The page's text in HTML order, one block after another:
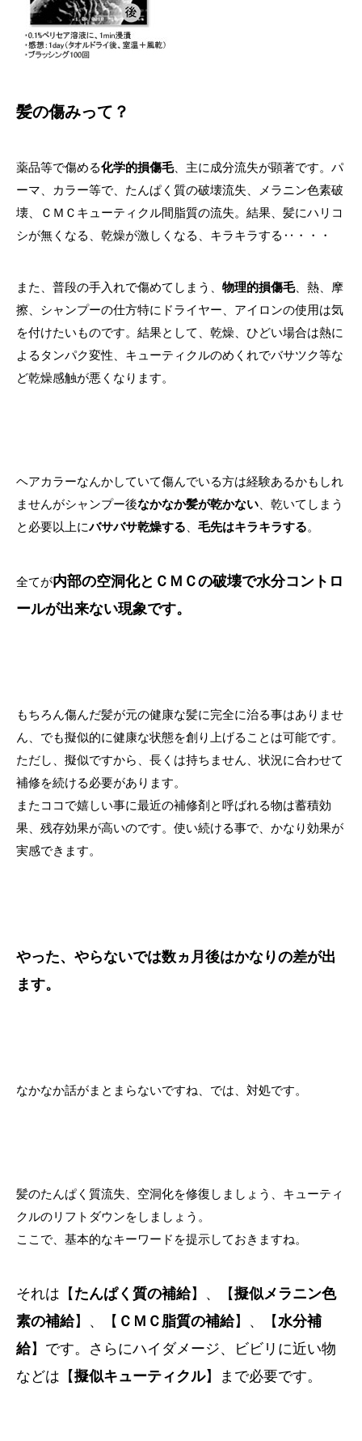
髪の傷みって？
薬品等で傷める化学的損傷毛、主に成分流失が顕著です。パ
ーマ、カラー等で、たんぱく質の破壊流失、メラニン色素破
壊、ＣＭＣキューティクル間脂質の流失。結果、髪にハリコ
シが無くなる、乾燥が激しくなる、キラキラする‥・・・
また、普段の手入れで傷めてしまう、 物理的損傷毛、熱、摩
擦、シャンプーの仕方特にドライヤー、アイロンの使用は気
を付けたいものです。結果として、乾燥、ひどい場合は熱に
よるタンパク変性、キューティクルのめくれでバサツク等な
ど乾燥感触が悪くなります。
ヘアカラーなんかしていて傷んでいる方は経験あるかもしれ
ませんがシャンプー後なかなか髪が乾かない 、乾いてしまう
と必要以上にバサバサ乾燥する 毛先はキラキラする。
全てが内部の空洞化とＣＭＣの破壊で水分コントロ
ールが出来ない現象です。
もちろん傷んだ髪が元の健康な髪に完全に治る事はありませ
ん、でも擬似的に健康な状態を創り上げることは可能です。
ただし、擬似ですから、長くは持ちません、状況に合わせて
補修を続ける必要があります。
またココで嬉しい事に最近の補修剤と呼ばれる物は蓄積効
果、残存効果が高いのです。使い続ける事で、かなり効果が
実感できます。
やった、やらないでは数ヵ月後はかなりの差が出
ます。
なかなか話がまとまらないですね、では、対処です。
髪のたんぱく質流失、空洞化を修復しましょう、キューティ
クルのリフトダウンをしましょう。
ここで、基本的なキーワードを提示しておきますね。
それは【たんぱく質の補給】、【擬似メラニン色
素の補給】、【 ＣＭＣ脂質の補給】、【水分補
給】です。さらにハイダメージ、ビビリに近い物
などは【擬似キューティクル】まで必要です。